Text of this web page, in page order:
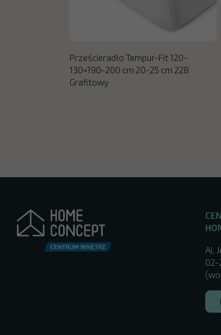
Prześcieradło Tempur-Fit 120-
130×190-200 cm 20-25 cm 228
Grafitowy
Al.
02-